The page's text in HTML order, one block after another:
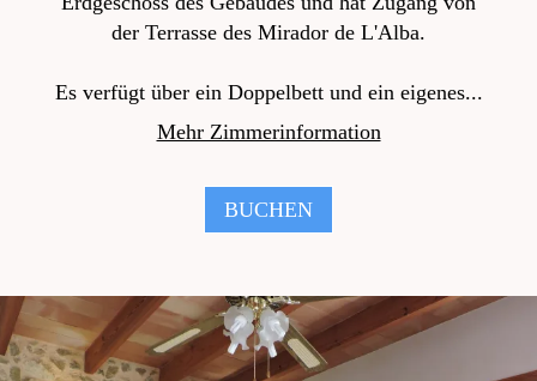
der Terrasse des Mirador de L'Alba.
Es verfügt über ein Doppelbett und ein eigenes...
Mehr Zimmerinformation
BUCHEN